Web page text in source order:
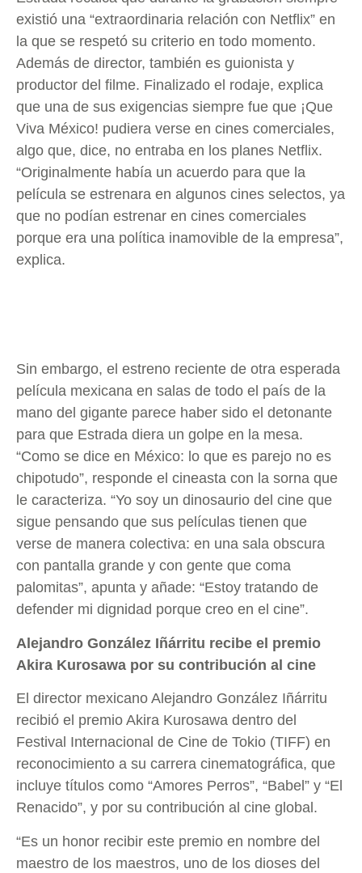
existió una “extraordinaria relación con Netflix” en
la que se respetó su criterio en todo momento.
Además de director, también es guionista y
productor del filme. Finalizado el rodaje, explica
que una de sus exigencias siempre fue que ¡Que
Viva México! pudiera verse en cines comerciales,
algo que, dice, no entraba en los planes Netflix.
“Originalmente había un acuerdo para que la
película se estrenara en algunos cines selectos, ya
que no podían estrenar en cines comerciales
porque era una política inamovible de la empresa”,
explica.
Sin embargo, el estreno reciente de otra esperada
película mexicana en salas de todo el país de la
mano del gigante parece haber sido el detonante
para que Estrada diera un golpe en la mesa.
“Como se dice en México: lo que es parejo no es
chipotudo”, responde el cineasta con la sorna que
le caracteriza. “Yo soy un dinosaurio del cine que
sigue pensando que sus películas tienen que
verse de manera colectiva: en una sala obscura
con pantalla grande y con gente que coma
palomitas”, apunta y añade: “Estoy tratando de
defender mi dignidad porque creo en el cine”.
Alejandro González Iñárritu recibe el premio
Akira Kurosawa por su contribución al cine
El director mexicano Alejandro González Iñárritu
recibió el premio Akira Kurosawa dentro del
Festival Internacional de Cine de Tokio (TIFF) en
reconocimiento a su carrera cinematográfica, que
incluye títulos como “Amores Perros”, “Babel” y “El
Renacido”, y por su contribución al cine global.
“Es un honor recibir este premio en nombre del
maestro de los maestros, uno de los dioses del